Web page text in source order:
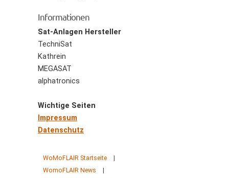
Informationen
Sat-Anlagen Hersteller
TechniSat
Kathrein
MEGASAT
alphatronics
Wichtige Seiten
Impressum
Datenschutz
WoMoFLAIR Startseite
WomoFLAIR News